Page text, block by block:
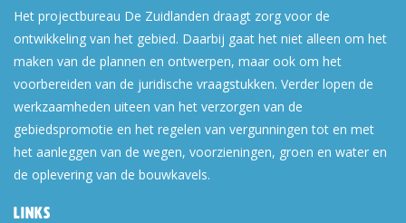
Het projectbureau De Zuidlanden draagt zorg voor de
ontwikkeling van het gebied. Daarbij gaat het niet alleen om het
maken van de plannen en ontwerpen, maar ook om het
voorbereiden van de juridische vraagstukken. Verder lopen de
werkzaamheden uiteen van het verzorgen van de
gebiedspromotie en het regelen van vergunningen tot en met
het aanleggen van de wegen, voorzieningen, groen en water en
de oplevering van de bouwkavels.
Links